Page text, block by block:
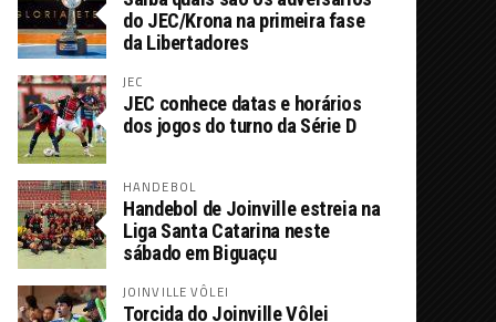
do JEC/Krona na primeira fase
da Libertadores
JEC
JEC conhece datas e horários
dos jogos do turno da Série D
HANDEBOL
Handebol de Joinville estreia na
Liga Santa Catarina neste
sábado em Biguaçu
JOINVILLE VÔLEI
Torcida do Joinville Vôlei